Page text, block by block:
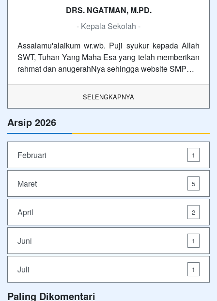
DRS. NGATMAN, M.PD.
- Kepala Sekolah -
Assalamu'alaikum wr.wb. Puji syukur kepada Allah
SWT, Tuhan Yang Maha Esa yang telah memberikan
rahmat dan anugerahNya sehingga website SMP…
SELENGKAPNYA
Arsip 2026
Februari 1
Maret 5
April 2
Juni 1
Juli 1
Paling Dikomentari